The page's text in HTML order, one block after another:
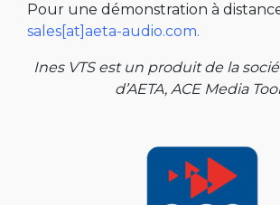
Pour une démonstration à
sales[at]aeta-audio.com.
Ines VTS est un produit de la
d’AETA, ACE Media